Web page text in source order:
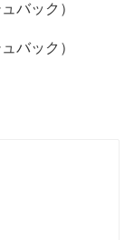
バック）
バック）